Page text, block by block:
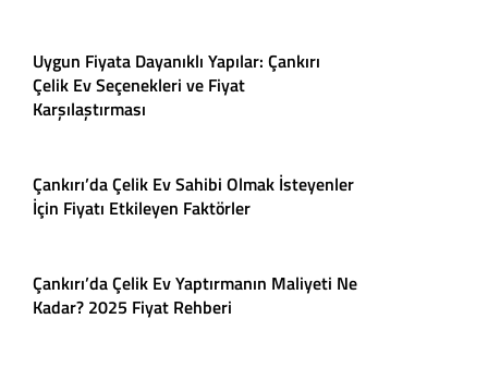
Uygun Fiyata Dayanıklı Yapılar: Çankırı
Çelik Ev Seçenekleri ve Fiyat
Karşılaştırması
Çankırı’da Çelik Ev Sahibi Olmak İsteyenler
İçin Fiyatı Etkileyen Faktörler
Çankırı’da Çelik Ev Yaptırmanın Maliyeti Ne
Kadar? 2025 Fiyat Rehberi